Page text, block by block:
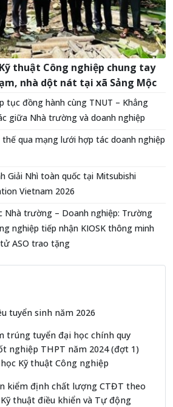
thuật Công nghiệp chung tay
nhà dột nát tại xã Sảng Mộc
tục đồng hành cùng TNUT – Khẳng
giữa Nhà trường và doanh nghiệp
qua mạng lưới hợp tác doanh nghiệp
Giải Nhì toàn quốc tại Mitsubishi
Vietnam 2026
Nhà trường – Doanh nghiệp: Trường
nghiệp tiếp nhận KIOSK thông minh
ASO trao tặng
tuyển sinh năm 2026
trúng tuyển đại học chính quy
nghiệp THPT năm 2024 (đợt 1)
Kỹ thuật Công nghiệp
kiểm định chất lượng CTĐT theo
thuật điều khiển và Tự động